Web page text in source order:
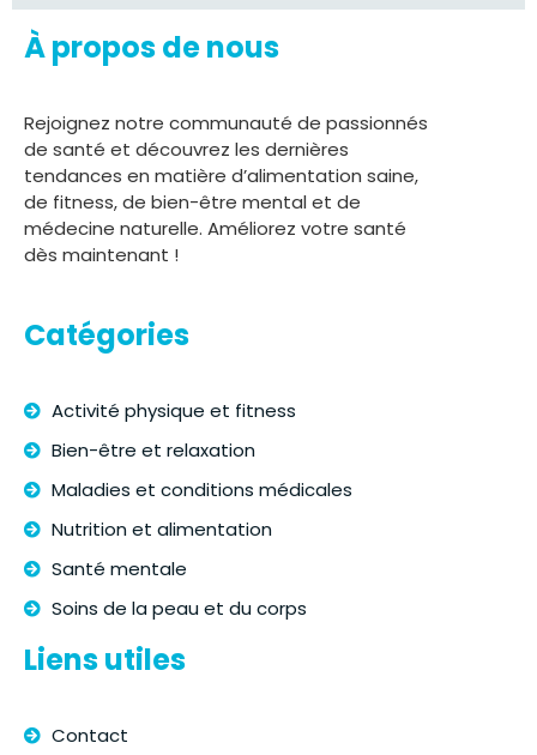
À propos de nous
Rejoignez notre communauté de passionnés
de santé et découvrez les dernières
tendances en matière d’alimentation saine,
de fitness, de bien-être mental et de
médecine naturelle. Améliorez votre santé
dès maintenant !
Catégories
Activité physique et fitness
Bien-être et relaxation
Maladies et conditions médicales
Nutrition et alimentation
Santé mentale
Soins de la peau et du corps
Liens utiles
Contact